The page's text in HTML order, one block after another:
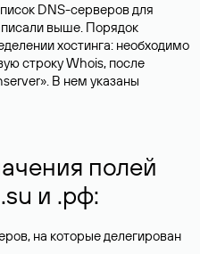
DNS-серверов для
выше. Порядок
хостинга: необходимо
строку Whois, после
В нем указаны
полей
и .рф:
на которые делегирован